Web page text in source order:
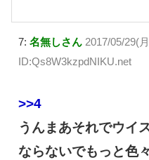
7: 名無しさん 2017/05/29(
ID:Qs8W3kzpdNIKU.net
>>4
うんまあそれでウイ
ならないでもっと色